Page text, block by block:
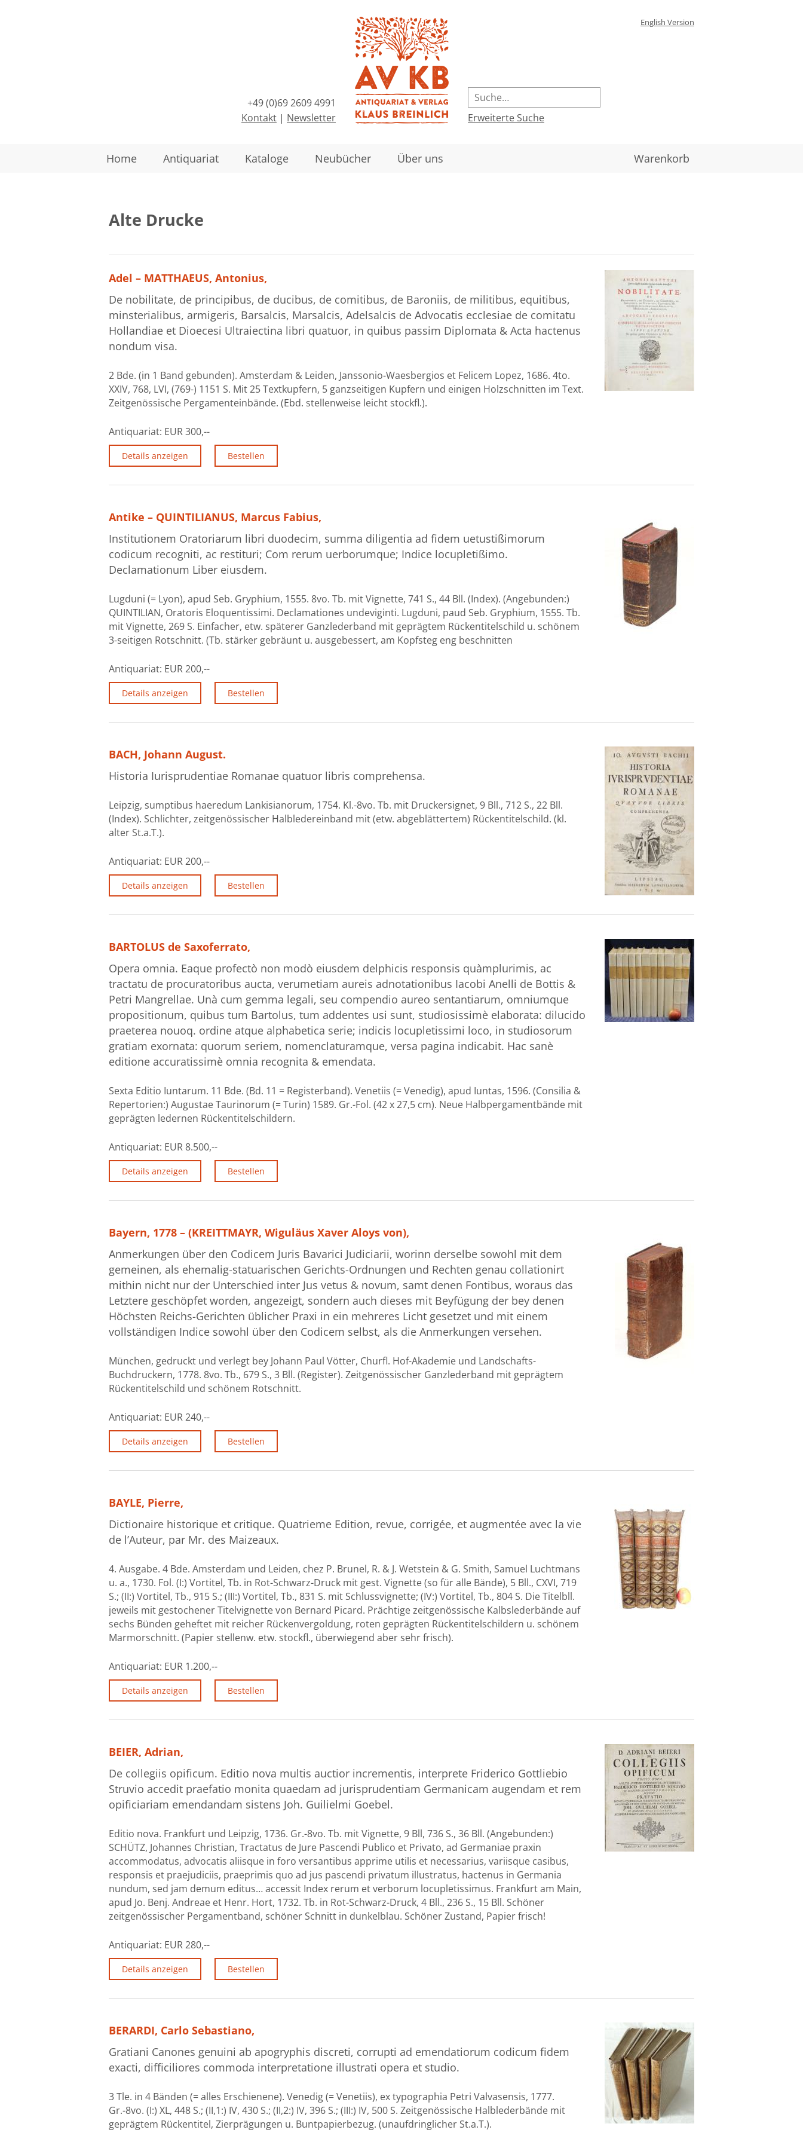
English Version
+49 (0)69 2609 4991
Kontakt | Newsletter Erweiterte Suche
Home Antiquariat Kataloge Neubücher Über uns Warenkorb
Alte Drucke
Adel – MATTHAEUS, Antonius,
De nobilitate, de principibus, de ducibus, de comitibus, de Baroniis, de militibus, equitibus,
minsterialibus, armigeris, Barsalcis, Marsalcis, Adelsalcis de Advocatis ecclesiae de comitatu
Hollandiae et Dioecesi Ultraiectina libri quatuor, in quibus passim Diplomata & Acta hactenus
nondum visa.
2 Bde. (in 1 Band gebunden). Amsterdam & Leiden, Janssonio-Waesbergios et Felicem Lopez, 1686. 4to.
XXIV, 768, LVI, (769-) 1151 S. Mit 25 Textkupfern, 5 ganzseitigen Kupfern und einigen Holzschnitten im Text.
Zeitgenössische Pergamenteinbände. (Ebd. stellenweise leicht stockfl.).
Antiquariat: EUR 300,--
Details anzeigen Bestellen
Antike – QUINTILIANUS, Marcus Fabius,
Institutionem Oratoriarum libri duodecim, summa diligentia ad fidem uetustißimorum
codicum recogniti, ac restituri; Com rerum uerborumque; Indice locupletißimo.
Declamationum Liber eiusdem.
Lugduni (= Lyon), apud Seb. Gryphium, 1555. 8vo. Tb. mit Vignette, 741 S., 44 Bll. (Index). (Angebunden:)
QUINTILIAN, Oratoris Eloquentissimi. Declamationes undeviginti. Lugduni, paud Seb. Gryphium, 1555. Tb.
mit Vignette, 269 S. Einfacher, etw. späterer Ganzlederband mit geprägtem Rückentitelschild u. schönem
3-seitigen Rotschnitt. (Tb. stärker gebräunt u. ausgebessert, am Kopfsteg eng beschnitten
Antiquariat: EUR 200,--
Details anzeigen Bestellen
BACH, Johann August.
Historia Iurisprudentiae Romanae quatuor libris comprehensa.
Leipzig, sumptibus haeredum Lankisianorum, 1754. Kl.-8vo. Tb. mit Druckersignet, 9 Bll., 712 S., 22 Bll.
(Index). Schlichter, zeitgenössischer Halbledereinband mit (etw. abgeblättertem) Rückentitelschild. (kl.
alter St.a.T.).
Antiquariat: EUR 200,--
Details anzeigen Bestellen
BARTOLUS de Saxoferrato,
Opera omnia. Eaque profectò non modò eiusdem delphicis responsis quàmplurimis, ac
tractatu de procuratoribus aucta, verumetiam aureis adnotationibus Iacobi Anelli de Bottis &
Petri Mangrellae. Unà cum gemma legali, seu compendio aureo sentantiarum, omniumque
propositionum, quibus tum Bartolus, tum addentes usi sunt, studiosissimè elaborata: dilucido
praeterea nouoq. ordine atque alphabetica serie; indicis locupletissimi loco, in studiosorum
gratiam exornata: quorum seriem, nomenclaturamque, versa pagina indicabit. Hac sanè
editione accuratissimè omnia recognita & emendata.
Sexta Editio Iuntarum. 11 Bde. (Bd. 11 = Registerband). Venetiis (= Venedig), apud Iuntas, 1596. (Consilia &
Repertorien:) Augustae Taurinorum (= Turin) 1589. Gr.-Fol. (42 x 27,5 cm). Neue Halbpergamentbände mit
geprägten ledernen Rückentitelschildern.
Antiquariat: EUR 8.500,--
Details anzeigen Bestellen
Bayern, 1778 – (KREITTMAYR, Wiguläus Xaver Aloys von),
Anmerkungen über den Codicem Juris Bavarici Judiciarii, worinn derselbe sowohl mit dem
gemeinen, als ehemalig-statuarischen Gerichts-Ordnungen und Rechten genau collationirt
mithin nicht nur der Unterschied inter Jus vetus & novum, samt denen Fontibus, woraus das
Letztere geschöpfet worden, angezeigt, sondern auch dieses mit Beyfügung der bey denen
Höchsten Reichs-Gerichten üblicher Praxi in ein mehreres Licht gesetzet und mit einem
vollständigen Indice sowohl über den Codicem selbst, als die Anmerkungen versehen.
München, gedruckt und verlegt bey Johann Paul Vötter, Churfl. Hof-Akademie und Landschafts-
Buchdruckern, 1778. 8vo. Tb., 679 S., 3 Bll. (Register). Zeitgenössischer Ganzlederband mit geprägtem
Rückentitelschild und schönem Rotschnitt.
Antiquariat: EUR 240,--
Details anzeigen Bestellen
BAYLE, Pierre,
Dictionaire historique et critique. Quatrieme Edition, revue, corrigée, et augmentée avec la vie
de l’Auteur, par Mr. des Maizeaux.
4. Ausgabe. 4 Bde. Amsterdam und Leiden, chez P. Brunel, R. & J. Wetstein & G. Smith, Samuel Luchtmans
u. a., 1730. Fol. (I:) Vortitel, Tb. in Rot-Schwarz-Druck mit gest. Vignette (so für alle Bände), 5 Bll., CXVI, 719
S.; (II:) Vortitel, Tb., 915 S.; (III:) Vortitel, Tb., 831 S. mit Schlussvignette; (IV:) Vortitel, Tb., 804 S. Die Titelbll.
jeweils mit gestochener Titelvignette von Bernard Picard. Prächtige zeitgenössische Kalbslederbände auf
sechs Bünden geheftet mit reicher Rückenvergoldung, roten geprägten Rückentitelschildern u. schönem
Marmorschnitt. (Papier stellenw. etw. stockfl., überwiegend aber sehr frisch).
Antiquariat: EUR 1.200,--
Details anzeigen Bestellen
BEIER, Adrian,
De collegiis opificum. Editio nova multis auctior incrementis, interprete Friderico Gottliebio
Struvio accedit praefatio monita quaedam ad jurisprudentiam Germanicam augendam et rem
opificiariam emendandam sistens Joh. Guilielmi Goebel.
Editio nova. Frankfurt und Leipzig, 1736. Gr.-8vo. Tb. mit Vignette, 9 Bll, 736 S., 36 Bll. (Angebunden:)
SCHÜTZ, Johannes Christian, Tractatus de Jure Pascendi Publico et Privato, ad Germaniae praxin
accommodatus, advocatis aliisque in foro versantibus apprime utilis et necessarius, variisque casibus,
responsis et praejudiciis, praeprimis quo ad jus pascendi privatum illustratus, hactenus in Germania
nundum, sed jam demum editus… accessit Index rerum et verborum locupletissimus. Frankfurt am Main,
apud Jo. Benj. Andreae et Henr. Hort, 1732. Tb. in Rot-Schwarz-Druck, 4 Bll., 236 S., 15 Bll. Schöner
zeitgenössischer Pergamentband, schöner Schnitt in dunkelblau. Schöner Zustand, Papier frisch!
Antiquariat: EUR 280,--
Details anzeigen Bestellen
BERARDI, Carlo Sebastiano,
Gratiani Canones genuini ab apogryphis discreti, corrupti ad emendatiorum codicum fidem
exacti, difficiliores commoda interpretatione illustrati opera et studio.
3 Tle. in 4 Bänden (= alles Erschienene). Venedig (= Venetiis), ex typographia Petri Valvasensis, 1777.
Gr.-8vo. (I:) XL, 448 S.; (II,1:) IV, 430 S.; (II,2:) IV, 396 S.; (III:) IV, 500 S. Zeitgenössische Halblederbände mit
geprägtem Rückentitel, Zierprägungen u. Buntpapierbezug. (unaufdringlicher St.a.T.).